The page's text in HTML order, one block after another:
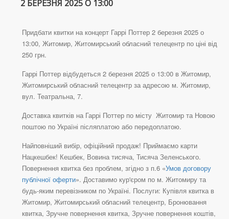
2 БЕРЕЗНЯ 2025 О 13:00
Придбати квитки на концерт Гаррі Поттер 2 березня 2025 о
13:00, Житомир, Житомирський обласний телецентр по ціні від
250 грн.
Гаррі Поттер відбудеться 2 березня 2025 о 13:00 в Житомир,
Житомирський обласний телецентр за адресою м. Житомир,
вул. Театральна, 7.
Доставка квитків на Гаррі Поттер по місту Житомир та Новою
поштою по Україні післяплатою або передоплатою.
Найповніший вибір, офіційний продаж! Приймаємо карти
Нацкешбек! Кешбек, Вовина тисяча, Тисяча Зеленського.
Повернення квитка без проблем, згідно з п.6 «Умов договору
публічної оферти». Доставимо кур'єром по м. Житомиру та
будь-яким перевізником по Україні. Послуги: Купівля квитка в
Житомир, Житомирський обласний телецентр, Бронювання
квитка, Зручне повернення квитка, Зручне повернення коштів,